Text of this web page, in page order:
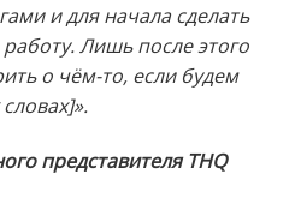
и для начала сделать
Лишь после этого
о чём-то, если будем
представителя THQ